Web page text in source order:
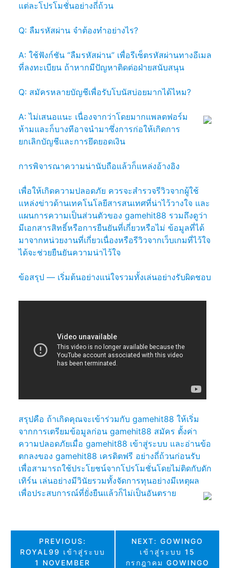
แต่ละโปรโมชั่นอย่างถี่ถ้วน
Q: ลืมรหัสผ่าน จำต้องทำอย่างไร?
A: ใช้ฟังก์ชัน “ลืมรหัสผ่าน” เพื่อรีเซ็ตรหัสผ่านทางอีเมล
ที่ลงทะเบียน ถ้าหากมีปัญหาติดต่อฝ่ายสนับสนุน
Q: สมัครหลายบัญชีเพื่อรับโบนัสบ่อยมากได้ไหม?
A: ไม่เสนอแนะ เนื่องจากว่าโดยมากแพลตฟอร์ม
ห้ามและก็บางทีอาจนำมาซึ่งการก่อให้เกิดการ
ยกเลิกบัญชีและการยึดยอดเงิน
การพิจารณาความน่านับถือแล้วก็แหล่งอ้างอิง
เพื่อให้เกิดความปลอดภัย ควรจะสำรวจรีวิวจากผู้ใช้
แหล่งข่าวด้านเทคโนโลยีสารสนเทศที่น่าไว้วางใจ และ
แผนการความเป็นส่วนตัวของ gamehit88 รวมถึงดูว่า
มีเอกสารสิทธิ์หรือการยืนยันที่เกี่ยวหรือไม่ ข้อมูลที่ได้
มาจากหน่วยงานที่เกี่ยวเนื่องหรือรีวิวจากเว็บเกมที่ไว้ใจ
ได้จะช่วยยืนยันความน่าไว้ใจ
ข้อสรุป — เริ่มต้นอย่างแน่ใจรวมทั้งเล่นอย่างรับผิดชอบ
สรุปคือ ถ้าเกิดคุณจะเข้าร่วมกับ gamehit88 ให้เริ่ม
จากการเตรียมข้อมูลก่อน gamehit88 สมัคร ตั้งค่า
ความปลอดภัยเมื่อ gamehit88 เข้าสู่ระบบ และอ่านข้อ
ตกลงของ gamehit88 เครดิตฟรี อย่างถี่ถ้วนก่อนรับ
เพื่อสามารถใช้ประโยชน์จากโปรโมชั่นโดยไม่ติดกับดัก
เทิร์น เล่นอย่างมีวินัยรวมทั้งจัดการทุนอย่างมีเหตุผล
เพื่อประสบการณ์ที่ยั่งยืนแล้วก็ไม่เป็นอันตราย
แนะแนว
เรื่อง
PREVIOUS:
ROYAL99 เข้าสู่ระบบ
1 NOVEMBER
NEXT: GOWINGO
เข้าสู่ระบบ 15
กรกฎาคม GOWINGO